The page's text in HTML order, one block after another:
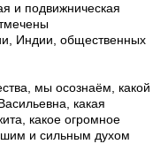
и подвижническая
Индии, общественных
мы осознаём, какой
какая
какое огромное
и сильным духом